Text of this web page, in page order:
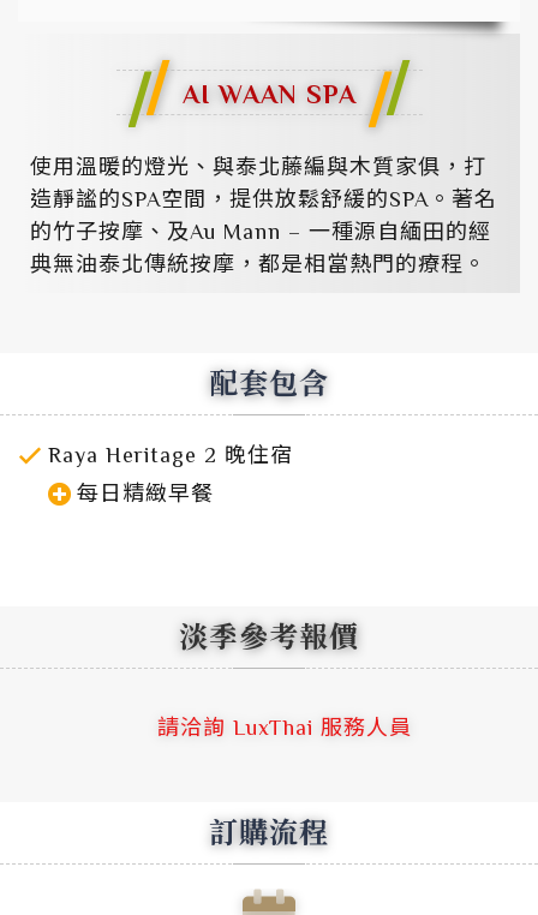
AI WAAN SPA
使用溫暖的燈光、與泰北藤編與木質家俱，打
造靜謐的SPA空間，提供放鬆舒緩的SPA。著名
的竹子按摩、及Au Mann – 一種源自緬田的經
典無油泰北傳統按摩，都是相當熱門的療程。
配套包含
Raya Heritage 2 晚住宿
每日精緻早餐
淡季參考報價
請洽詢 LuxThai 服務人員
訂購流程